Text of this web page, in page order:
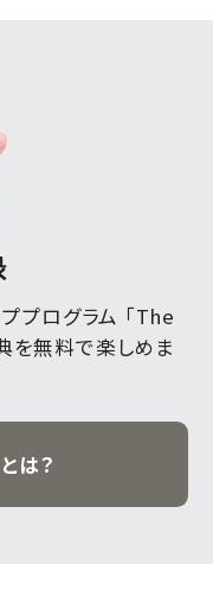
プログラム 「The
を無料で楽しめま
は？